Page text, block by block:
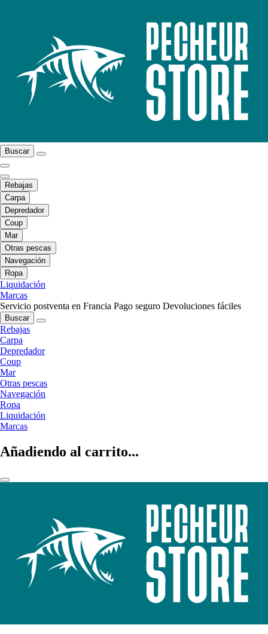
Buscar
Rebajas
Carpa
Depredador
Coup
Mar
Otras pescas
Navegación
Ropa
Liquidación
Marcas
Servicio postventa en Francia Pago seguro Devoluciones fáciles
Buscar
Rebajas
Carpa
Depredador
Coup
Mar
Otras pescas
Navegación
Ropa
Liquidación
Marcas
Añadiendo al carrito...